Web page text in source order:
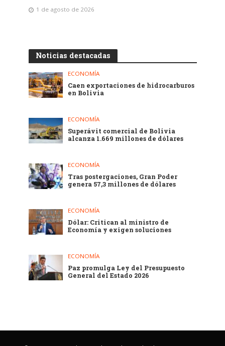
1 de agosto de 2026
Noticias destacadas
ECONOMÍA
Caen exportaciones de hidrocarburos
en Bolivia
ECONOMÍA
Superávit comercial de Bolivia
alcanza 1.669 millones de dólares
ECONOMÍA
Tras postergaciones, Gran Poder
genera 57,3 millones de dólares
ECONOMÍA
Dólar: Critican al ministro de
Economía y exigen soluciones
ECONOMÍA
Paz promulga Ley del Presupuesto
General del Estado 2026